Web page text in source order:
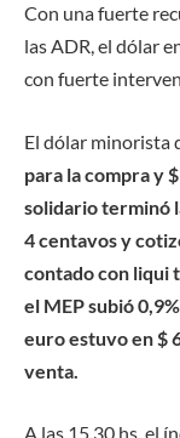
Con una fuerte
las ADR, el dólar
con fuerte
El dólar minorista
para la compra y
solidario terminó
4 centavos y
contado con liqui
el MEP subió
euro estuvo en $
venta.
A las 15.30 hs, el